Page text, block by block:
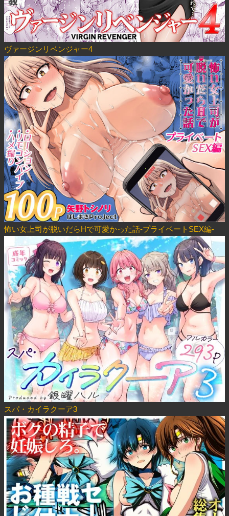
ヴァージンリベンジャー4
怖い女上司が脱いだらHで可愛かった話-プライベートSEX編-
スパ・カイラクーア3